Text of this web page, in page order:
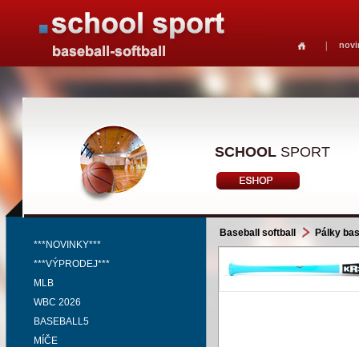
SCHOOL SPORT
***NOVINKY***
***VÝPRODEJ***
MLB
WBC 2026
BASEBALL5
MÍČE
Baseball softball Pálky